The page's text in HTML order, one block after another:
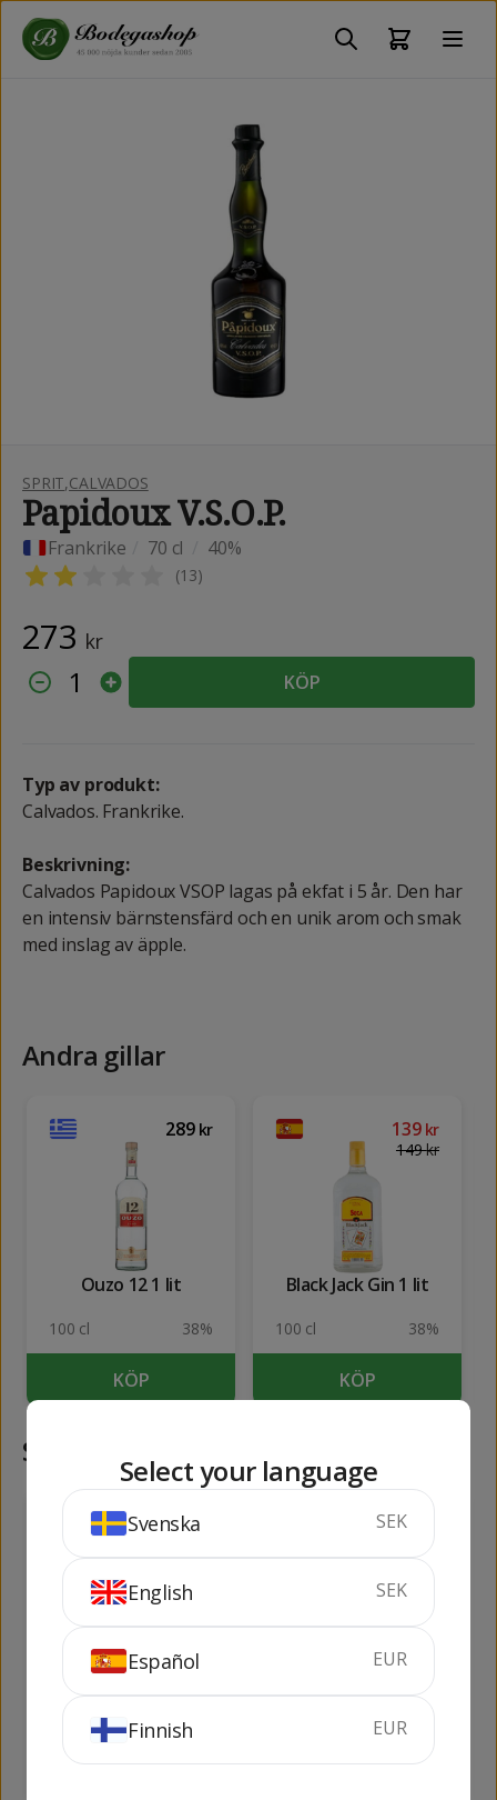
SPRIT,CALVADOS
Papidoux V.S.O.P.
Frankrike 70 cl 40%
(13)
273 kr
1 KÖP
Typ av produkt:
Calvados. Frankrike.
Beskrivning:
Calvados Papidoux VSOP lagas på ekfat i 5 år. Den har
en intensiv bärnstensfärd och en unik arom och smak
med inslag av äpple.
Andra gillar
289 kr
Ouzo 12 1 lit
100 cl 38%
KÖP
139 kr
149kr
Black Jack Gin 1 lit
100 cl 38%
KÖP
Samma kategori
347kr
Papidoux X.O.
40%
709
Pere Magloire X.O.
Select your language
Svenska SEK
English SEK
Español EUR
Finnish EUR